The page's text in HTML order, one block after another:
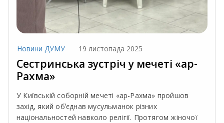
Новини ДУМУ 19 листопада 2025
Сестринська зустріч у мечеті «ар-
Рахма»
У Київській соборній мечеті «ар-Рахма» пройшов
захід, який обʼєднав мусульманок різних
національностей навколо релігії. Протягом жіночої